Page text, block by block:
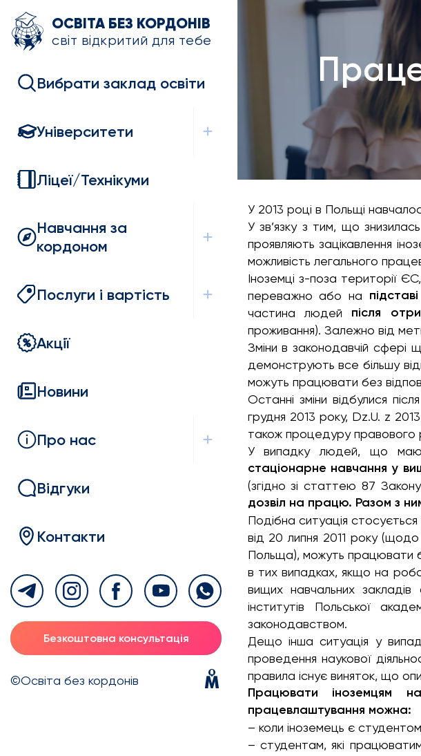
ОСВІТА БЕЗ КОРДОНІВ
світ відкритий для тебе
Вибрати заклад освіти
Університети
Ліцеї/Технікуми
Навчання за
кордоном
Послуги і вартість
Акції
Новини
Про нас
Відгуки
Контакти
Безкоштовна консультація
©Освіта без кордонів
У 2013 році в Польщі
У зв’язку з тим, що
проявляють зацікавлення
можливість легального
Іноземці з-поза території
переважно або на
частина людей після
проживання). Залежно від
Зміни в законодавчій сфері
демонструють все більшу
можуть працювати без
Останні зміни відбулися після
грудня 2013 року, Dz.U. z
також процедуру правового
У випадку людей, що
стаціонарне навчання у
(згідно зі статтею 87
дозвіл на працю. Разом з
Подібна ситуація стосується
від 20 липня 2011 року
Польща), можуть працювати
в тих випадках, якщо на
вищих навчальних закладів
інститутів Польської
законодавством.
Дещо інша ситуація у
проведення наукової
правила існує виняток, що
Працювати іноземцям
працевлаштування можна:
– коли іноземець є
– студентам, які